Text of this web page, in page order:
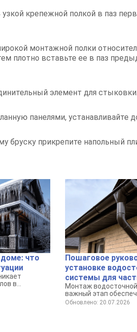
крепежной полкой в паз
монтажной полки
плотно вставьте ее в паз
элемент для стыковки.
панелями, устанавливайте
бруску прикрепите напольный
что
в
и
— что
Пошаговое
установке
системы для
Монтаж
важный этап
долговечности и
Обновлено: 20.07.2026